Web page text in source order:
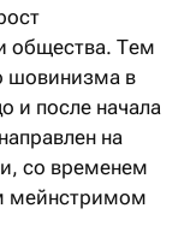
общества. Тем
шовинизма в
и после начала
на
со временем
мейнстримом